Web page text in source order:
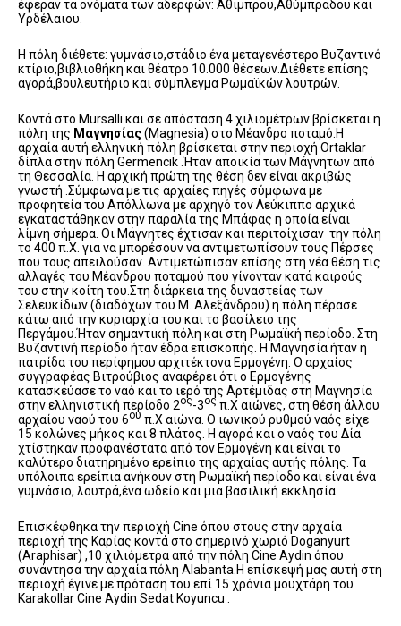
έφεραν τα ονόματα των αδερφών: Άθιμπρου,Αθύμπραδου και
Υρδέλαιου.
Η πόλη διέθετε: γυμνάσιο,στάδιο ένα μεταγενέστερο Βυζαντινό
κτίριο,βιβλιοθήκη και θέατρο 10.000 θέσεων.Διέθετε επίσης
αγορά,βουλευτήριο και σύμπλεγμα Ρωμαϊκών λουτρών.
Κοντά στο Mursalli και σε απόσταση 4 χιλιομέτρων βρίσκεται η
πόλη της Μαγνησίας(Magnesia) στο Μέανδρο ποταμό.Η
αρχαία αυτή ελληνική πόλη βρίσκεται στην περιοχή Ortaklar
δίπλα στην πόλη Germencik .Ήταν αποικία των Μάγνητων από
τη Θεσσαλία. Η αρχική πρώτη της θέση δεν είναι ακριβώς
γνωστή .Σύμφωνα με τις αρχαίες πηγές σύμφωνα με
προφητεία του Απόλλωνα με αρχηγό τον Λεύκιππο αρχικά
εγκαταστάθηκαν στην παραλία της Μπάφας η οποία είναι
λίμνη σήμερα. Οι Μάγνητες έχτισαν και περιτοίχισαν την πόλη
το 400 π.Χ. για να μπορέσουν να αντιμετωπίσουν τους Πέρσες
που τους απειλούσαν. Αντιμετώπισαν επίσης στη νέα θέση τις
αλλαγές του Μέανδρου ποταμού που γίνονταν κατά καιρούς
του στην κοίτη του.Στη διάρκεια της δυναστείας των
Σελευκίδων (διαδόχων του Μ. Αλεξάνδρου) η πόλη πέρασε
κάτω από την κυριαρχία του και το βασίλειο της
Περγάμου.Ήταν σημαντική πόλη και στη Ρωμαϊκή περίοδο. Στη
Βυζαντινή περίοδο ήταν έδρα επισκοπής. Η Μαγνησία ήταν η
πατρίδα του περίφημου αρχιτέκτονα Ερμογένη. Ο αρχαίος
συγγραφέας Βιτρούβιος αναφέρει ότι ο Ερμογένης
κατασκεύασε το ναό και το ιερό της Αρτέμιδας στη Μαγνησία
στην ελληνιστική περίοδο 2ος-3ος π.Χ αιώνες, στη θέση άλλου
αρχαίου ναού του 6ου π.Χ αιώνα. Ο ιωνικού ρυθμού ναός είχε
15 κολώνες μήκος και 8 πλάτος. Η αγορά και ο ναός του Δία
χτίστηκαν προφανέστατα από τον Ερμογένη και είναι το
καλύτερο διατηρημένο ερείπιο της αρχαίας αυτής πόλης. Τα
υπόλοιπα ερείπια ανήκουν στη Ρωμαϊκή περίοδο και είναι ένα
γυμνάσιο, λουτρά,ένα ωδείο και μια βασιλική εκκλησία.
Επισκέφθηκα την περιοχή Cine όπου στους στην αρχαία
περιοχή της Καρίας κοντά στο σημερινό χωριό Doganyurt
(Araphisar) ,10 χιλιόμετρα από την πόλη Cine Aydin όπου
συνάντησα την αρχαία πόλη Alabanta.Η επίσκεψή μας αυτή στη
περιοχή έγινε με πρόταση του επί 15 χρόνια μουχτάρη του
Karakollar Cine Aydin Sedat Koyuncu .